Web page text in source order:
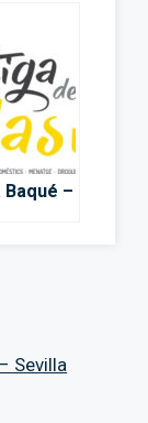
–
Sevilla